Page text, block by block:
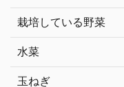
栽培している野菜
水菜
玉ねぎ